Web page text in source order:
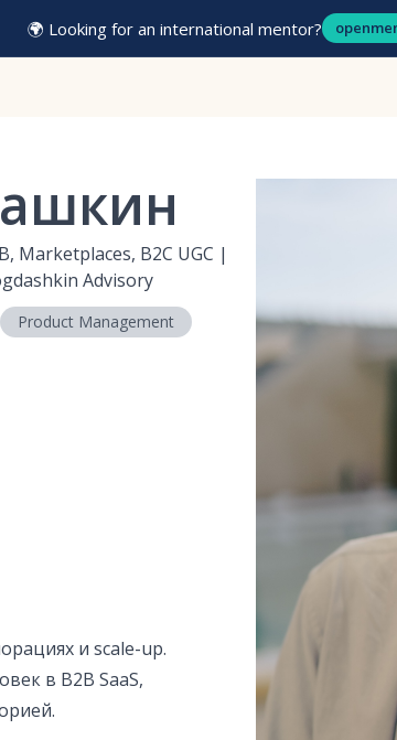
🌍 Looking for an international mentor?
Marketplaces, B2C UGC |
Advisory
Product Management
и scale-up.
в B2B SaaS,